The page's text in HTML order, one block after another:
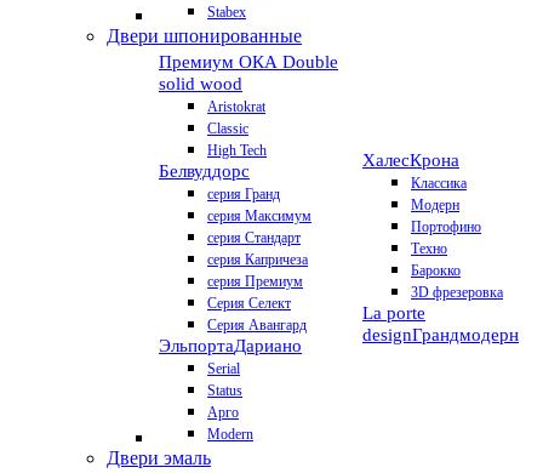
Stabex
Двери шпонированные
Премиум ОКА Double
solid wood
Aristokrat
Classic
High Tech
Белвуддорс
серия Гранд
серия Максимум
серия Стандарт
серия Капричеза
серия Премиум
Серия Селект
Серия Авангард
ЭльпортаДариано
Serial
Status
Арго
Modern
ХалесКрона
Классика
Модерн
Портофино
Техно
Барокко
3D фрезеровка
La porte
designГрандмодерн
Двери эмаль